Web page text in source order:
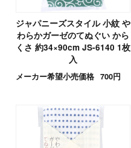
ジャパニーズスタイル 小紋 や
わらかガーゼのてぬぐい から
くさ 約34×90cm JS-6140 1枚
入
メーカー希望小売価格 700円